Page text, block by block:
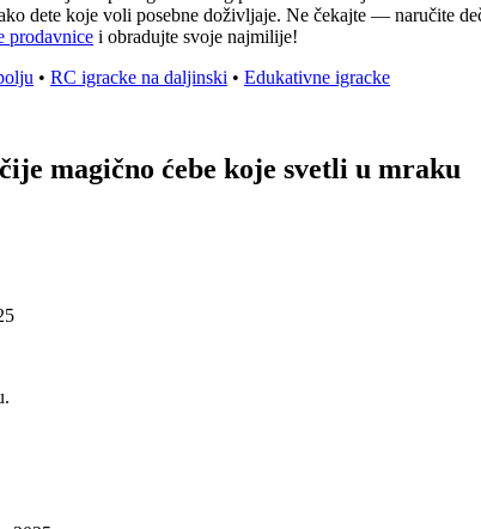
dete koje voli posebne doživljaje. Ne čekajte — naručite
prodavnice i obradujte svoje najmilije!
• RC igracke na daljinski • Edukativne igracke
magično ćebe koje svetli u mraku